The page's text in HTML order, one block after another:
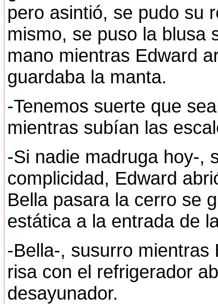
pero asintió, se pudo su
mismo, se puso la blusa
mano mientras Edward
guardaba la manta.
-Tenemos suerte que
mientras subían las
-Si nadie madruga hoy-,
complicidad, Edward
Bella pasara la cerro se
estática a la entrada de
-Bella-, susurro
risa con el refrigerador
desayunador.